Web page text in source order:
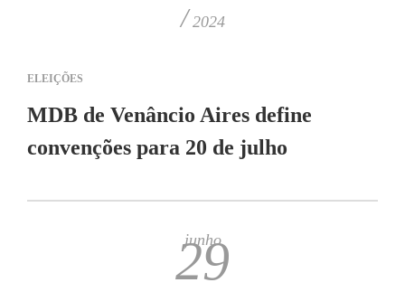
/ 2024
ELEIÇÕES
MDB de Venâncio Aires define
convenções para 20 de julho
junho
29